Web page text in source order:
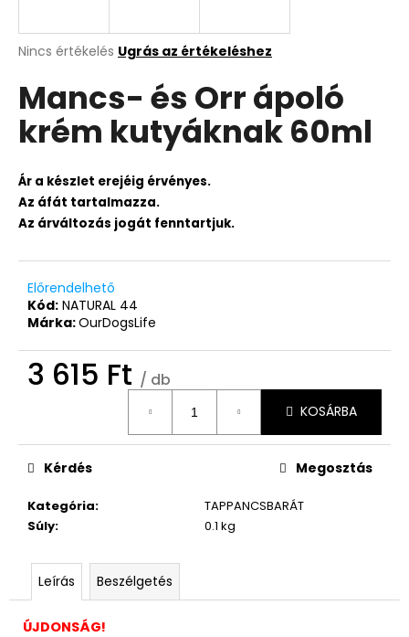
A
átlagos
értékelése
5-
ből
csillag.
Nincs értékelés Ugrás az értékeléshez
Mancs- és Orr ápoló
krém kutyáknak 60ml
Ár a készlet erejéig érvényes.
Az áfát tartalmazza.
Az árváltozás jogát fenntartjuk.
Előrendelhető
Kód: NATURAL 44
Márka:OurDogsLife
3 615 Ft / db
KOSÁRBA
Kategória:
TAPPANCSBARÁT
Súly: 0.1 kg
Kérdés Megosztás
Leírás Beszélgetés
ÚJDONSÁG!